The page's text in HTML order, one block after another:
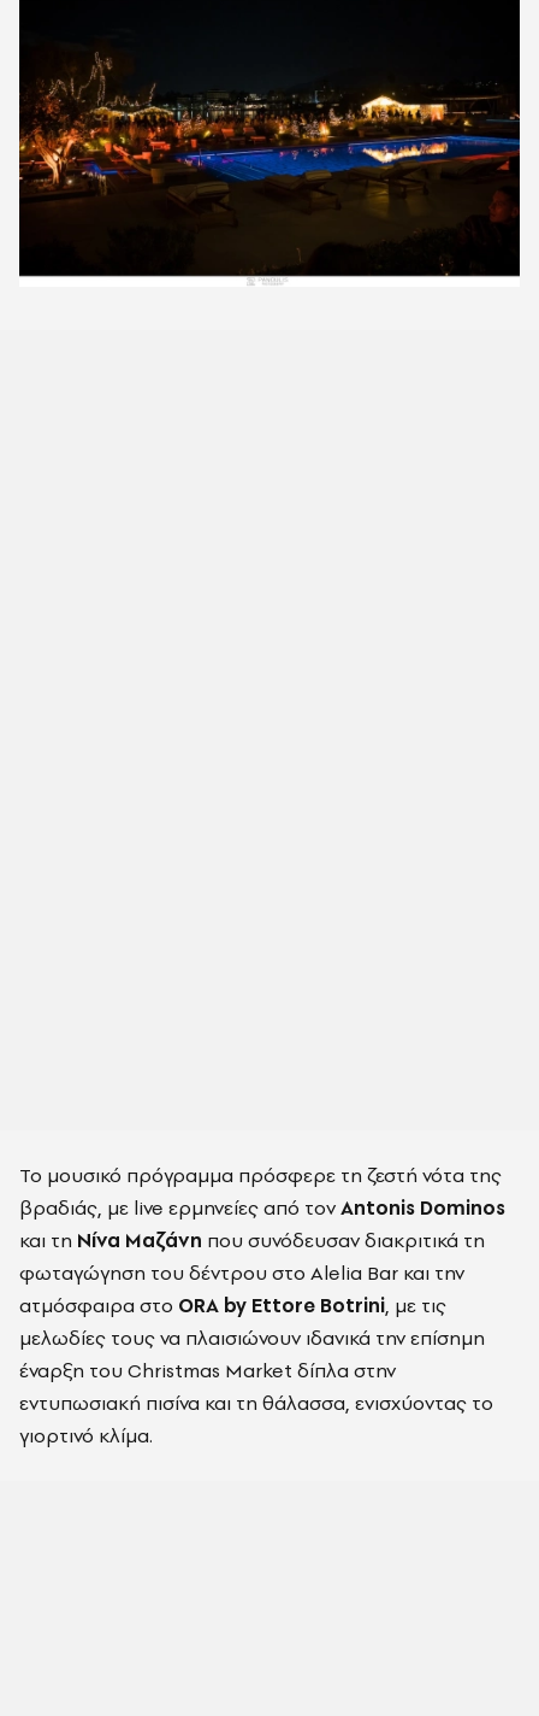
Το μουσικό πρόγραμμα πρόσφερε τη ζεστή νότα της
βραδιάς, με live ερμηνείες από τονAntonis Dominos
και τη Νίνα Μαζάνη που συνόδευσαν διακριτικά τη
φωταγώγηση του δέντρου στο Alelia Bar και την
ατμόσφαιρα στο ORA by Ettore Botrini, με τις
μελωδίες τους να πλαισιώνουν ιδανικά την επίσημη
έναρξη του Christmas Market δίπλα στην
εντυπωσιακή πισίνα και τη θάλασσα, ενισχύοντας το
γιορτινό κλίμα.